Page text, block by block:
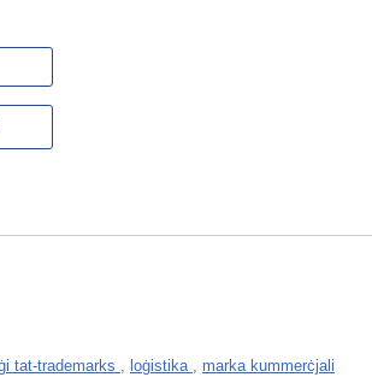
tat-trademarks , loġistika , marka kummerċjali